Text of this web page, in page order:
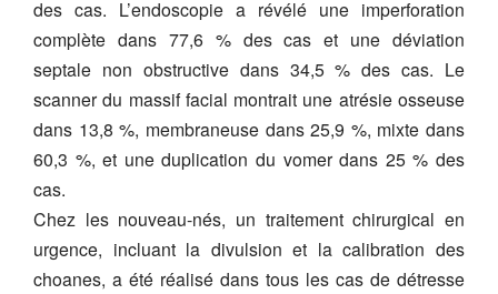
des cas. L’endoscopie a révélé une imperforation
complète dans 77,6 % des cas et une déviation
septale non obstructive dans 34,5 % des cas. Le
scanner du massif facial montrait une atrésie osseuse
dans 13,8 %, membraneuse dans 25,9 %, mixte dans
60,3 %, et une duplication du vomer dans 25 % des
cas.
Chez les nouveau-nés, un traitement chirurgical en
urgence, incluant la divulsion et la calibration des
choanes, a été réalisé dans tous les cas de détresse